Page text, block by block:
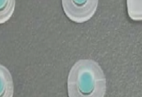
全データシート（SDS）
ポリシー
IRよくあるご